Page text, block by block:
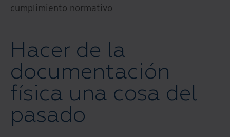
cumplimiento normativo
Hacer de la
documentación
física una cosa del
pasado